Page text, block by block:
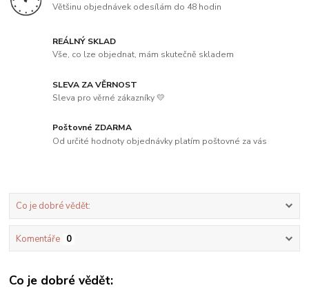
Většinu objednávek odesílám do 48 hodin
REÁLNÝ SKLAD
Vše, co lze objednat, mám skutečně skladem
SLEVA ZA VĚRNOST
Sleva pro věrné zákazníky 💛
Poštovné ZDARMA
Od určité hodnoty objednávky platím poštovné za vás
Co je dobré vědět:
Komentáře 0
Co je dobré vědět: